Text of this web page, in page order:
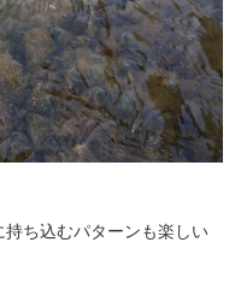
ち込むパターンも楽しい